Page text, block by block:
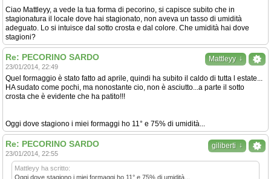
Ciao Mattleyy, a vede la tua forma di pecorino, si capisce subito che in
stagionatura il locale dove hai stagionato, non aveva un tasso di umidità
adeguato. Lo si intuisce dal sotto crosta e dal colore. Che umidità hai dove
stagioni?
Mattleyy ↓
Re: PECORINO SARDO
23/01/2014, 22:49
Quel formaggio è stato fatto ad aprile, quindi ha subito il caldo di tutta l estate...
HA sudato come pochi, ma nonostante cio, non è asciutto...a parte il sotto
crosta che è evidente che ha patito!!!
Oggi dove stagiono i miei formaggi ho 11° e 75% di umidità...
giliberti ↓
Re: PECORINO SARDO
23/01/2014, 22:55
Mattleyy ha scritto:
Oggi dove stagiono i miei formaggi ho 11° e 75% di umidità...